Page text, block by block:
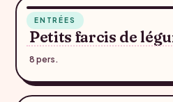
ENTRÉES
Petits farcis de
8 pers.